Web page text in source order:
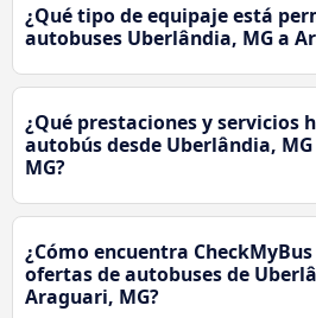
¿Qué tipo de equipaje está
autobuses Uberlândia, MG a
¿Qué prestaciones y servicios
autobús desde Uberlândia,
MG?
¿Cómo encuentra
ofertas de autobuses de
Araguari, MG?